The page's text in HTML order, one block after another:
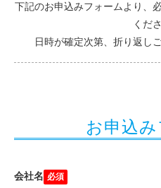
下記のお申込みフォームより、
くだ
日時が確定次第、折り返し
お申込
会社名